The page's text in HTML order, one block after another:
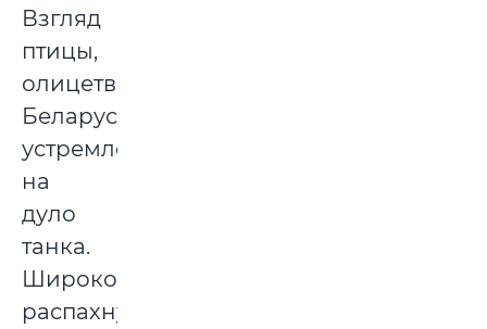
Взгляд
птицы,
олицетворяющей
Беларусь,
устремлен
на
дуло
танка.
Широко
распахнув